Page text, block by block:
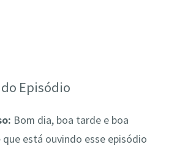
Episódio
Bom dia, boa tarde e boa
está ouvindo esse episódio